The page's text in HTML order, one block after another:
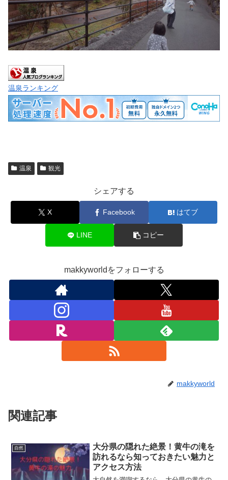
温泉ランキング
温泉 観光
シェアする
X Facebook はてブ
LINE コピー
makkyworldをフォローする
makkyworld
関連記事
自然
大分県の隠れた絶景！黄牛の滝を
訪れるなら知っておきたい魅力と
アクセス方法